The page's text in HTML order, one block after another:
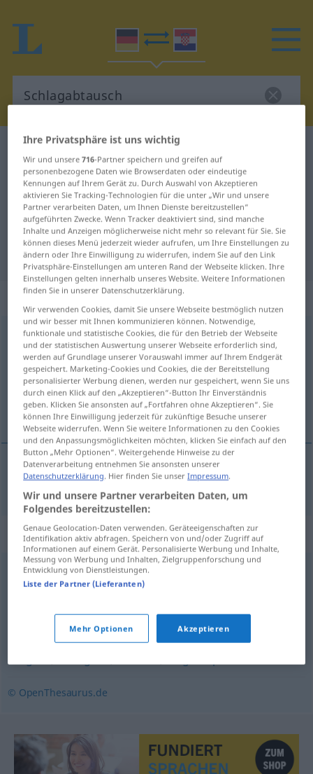
Deutsch-Kroatisch Wörterbuch
Deutsch-Kroatisch Übersetzung für
"Schlagabtausch"
"Schlagabtausch" Kroatisch
Übersetzung
„Schlagabtausch“: Maskulinum
Schlagabtauschm <-(e)s;-e> FIG
Übersicht aller Übersetzungen
(Für mehr Details die Übersetzung anklicken/antippen)
ukrštenje mačeva
ukrštenje mačeva Schlagabtausch
Synonyme für "Schlagabtausch"
Szene,(verbale) Auseinandersetzung
(heftiger) Streit, (heftiger) Wortwechsel
© OpenThesaurus.de
Ihre Privatsphäre ist uns wichtig
Wir und unsere716-Partner speichern und greifen auf
personenbezogene Daten wie Browserdaten oder eindeutige
Kennungen auf Ihrem Gerät zu. Durch Auswahl von Akzeptieren
aktivieren Sie Tracking-Technologien für die unter „Wir und unsere
Partner verarbeiten Daten, um Ihnen Dienste bereitzustellen“
aufgeführten Zwecke. Wenn Tracker deaktiviert sind, sind manche
Inhalte und Anzeigen möglicherweise nicht mehr so relevant für Sie. Sie
können dieses Menü jederzeit wieder aufrufen, um Ihre Einstellungen zu
ändern oder Ihre Einwilligung zu widerrufen, indem Sie auf den Link
Privatsphäre-Einstellungen am unteren Rand der Webseite klicken. Ihre
Einstellungen gelten innerhalb unseres Website. Weitere Informationen
finden Sie in unserer Datenschutzerklärung.
Wir verwenden Cookies, damit Sie unsere Webseite bestmöglich nutzen
und wir besser mit Ihnen kommunizieren können. Notwendige,
funktionale und statistische Cookies, die für den Betrieb der Webseite
und der statistischen Auswertung unserer Webseite erforderlich sind,
werden auf Grundlage unserer Vorauswahl immer auf Ihrem Endgerät
gespeichert. Marketing-Cookies und Cookies, die der Bereitstellung
personalisierter Werbung dienen, werden nur gespeichert, wenn Sie uns
durch einen Klick auf den „Akzeptieren“-Button Ihr Einverständnis
geben. Klicken Sie ansonsten auf „Fortfahren ohne Akzeptieren“. Sie
können Ihre Einwilligung jederzeit für zukünftige Besuche unserer
Webseite widerrufen. Wenn Sie weitere Informationen zu den Cookies
und den Anpassungsmöglichkeiten möchten, klicken Sie einfach auf den
Button „Mehr Optionen“. Weitergehende Hinweise zu der
Datenverarbeitung entnehmen Sie ansonsten unserer
Datenschutzerklärung. Hier finden Sie unserImpressum.
Wir und unsere Partner verarbeiten Daten, um
Folgendes bereitzustellen:
Genaue Geolocation-Daten verwenden. Geräteeigenschaften zur
Identifikation aktiv abfragen. Speichern von und/oder Zugriff auf
Informationen auf einem Gerät. Personalisierte Werbung und Inhalte,
Messung von Werbung und Inhalten, Zielgruppenforschung und
Entwicklung von Dienstleistungen.
Liste der Partner (Lieferanten)
Mehr Optionen Akzeptieren